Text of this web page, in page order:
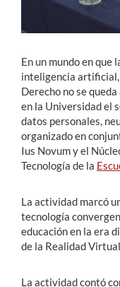
En un mundo en que
inteligencia artificial,
Derecho no se
en la Universidad el
datos personales,
organizado en
Ius Novum y el
Tecnología de la
La actividad marcó
tecnología
educación en la era
de la Realidad
La actividad contó